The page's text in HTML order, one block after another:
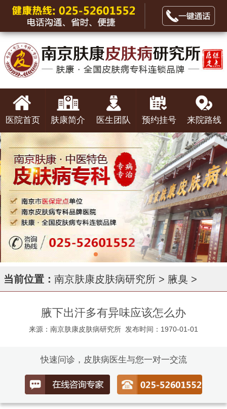
医院首页 肤康简介 医生团队 预约挂号 来院路线
当前位置： 南京肤康皮肤病研究所 > 腋臭 >
腋下出汗多有异味应该怎么办
来源：南京肤康皮肤病研究所 发布时间：1970-01-01
快速问诊，皮肤病医生与您一对一交流